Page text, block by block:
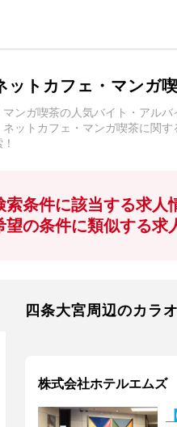
ットカフェ・マンガ
ンガ喫茶の人気バイト・アル
ットカフェ・マンガ喫茶に関
索条件に該当する求人
望の条件に類似する求
四条大宮周辺のカラ
株式会社ホテルエム